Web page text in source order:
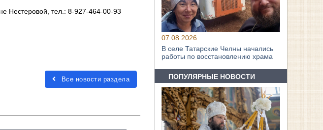
Нестеровой, тел.: 8-927-464-00-93
Все новости раздела
07.08.2026
В селе Татарские Челны начались
работы по восстановлению храма
ПОПУЛЯРНЫЕ НОВОСТИ